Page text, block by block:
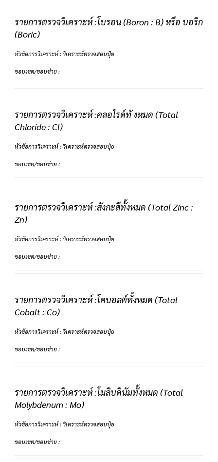
รายการตรวจวิเคราะห์ :โบรอน (Boron : B) หรือ บอริก
(Boric)
หัวข้อการวิเคราะห์ : วิเคราะห์ตรวจสอบปุ๋ย
ขอบเขต/ขอบข่าย :
รายการตรวจวิเคราะห์ :คลอไรด์ทั งหมด (Total
Chloride : Cl)
หัวข้อการวิเคราะห์ : วิเคราะห์ตรวจสอบปุ๋ย
ขอบเขต/ขอบข่าย :
รายการตรวจวิเคราะห์ :สังกะสีทั้งหมด (Total Zinc :
Zn)
หัวข้อการวิเคราะห์ : วิเคราะห์ตรวจสอบปุ๋ย
ขอบเขต/ขอบข่าย :
รายการตรวจวิเคราะห์ :โคบอลต์ทั้งหมด (Total
Cobalt : Co)
หัวข้อการวิเคราะห์ : วิเคราะห์ตรวจสอบปุ๋ย
ขอบเขต/ขอบข่าย :
รายการตรวจวิเคราะห์ :โมลิบดินัมทั้งหมด (Total
Molybdenum : Mo)
หัวข้อการวิเคราะห์ : วิเคราะห์ตรวจสอบปุ๋ย
ขอบเขต/ขอบข่าย :